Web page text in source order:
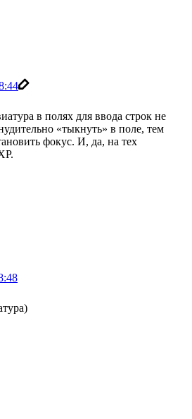
в полях для ввода строк не
«тыкнуть» в поле, тем
фокус. И, да, на тех